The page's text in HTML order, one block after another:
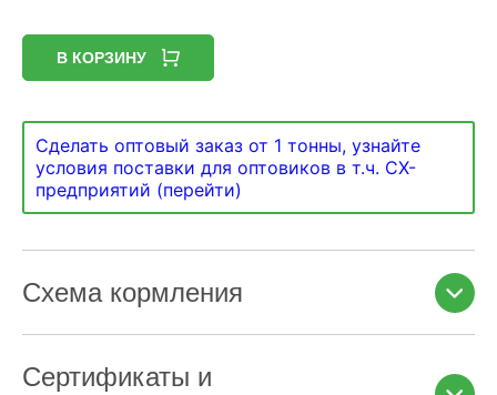
В КОРЗИНУ
Сделать оптовый заказ от 1 тонны, узнайте
условия поставки для оптовиков в т.ч. СХ-
предприятий (перейти)
Схема кормления
Сертификаты и